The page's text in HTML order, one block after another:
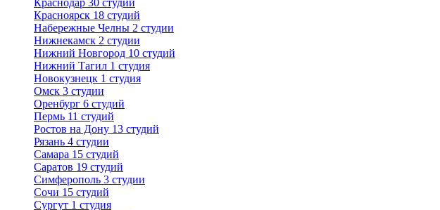
Красноярск 18 студий
Набережные Челны 2 студии
Нижнекамск 2 студии
Нижний Новгород 10 студий
Нижний Тагил 1 студия
Новокузнецк 1 студия
Омск 3 студии
Оренбург 6 студий
Пермь 11 студий
Ростов на Дону 13 студий
Рязань 4 студии
Самара 15 студий
Саратов 19 студий
Симферополь 3 студии
Сочи 15 студий
Сургут 1 студия